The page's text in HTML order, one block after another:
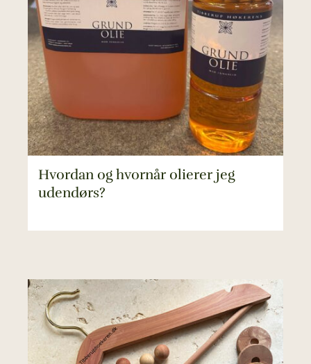
Hvordan og hvornår olierer jeg
udendørs?